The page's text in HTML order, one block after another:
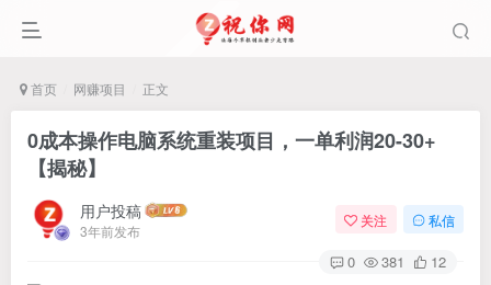
首页 网赚项目 正文
0成本操作电脑系统重装项目，一单利润20-30+
【揭秘】
用户投稿
3年前发布
关注 私信
0 381 12